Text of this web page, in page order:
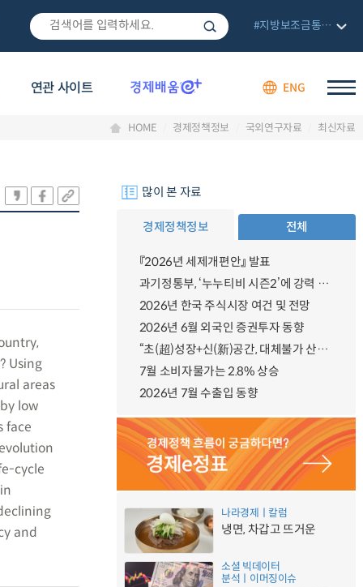
연관 사이트 ENG
#지방보조금통합관리망
HOME 경제정책정보 국외연구자료 최신자료
Using
areas
low
face
cycle
and
많이 본 자료
경제정책정보 전체
『2026년 세제개편안』 발표
과기정통부, ‘누누티비 시즌2’에 강력 대응 의지 밝혀
2026년 한국 주식시장 여건 및 전망
2026년 6월 외국인 증권투자 동향
“초(超)성장+신(新)공간, 대체불가 산업강국”
7월 소비자물가는 2.8% 상승
2026년 7월 수출입 동향
나라경제ㅣ칼럼
냉면, 차갑고 뜨거운
소셜 빅데이터
분석ㅣ이머징이슈